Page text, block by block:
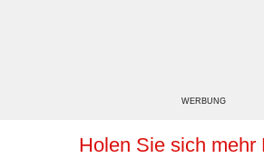
WERBUNG
Holen Sie sich mehr